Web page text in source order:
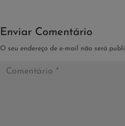
Enviar Comentário
O seu endereço de e-mail não será